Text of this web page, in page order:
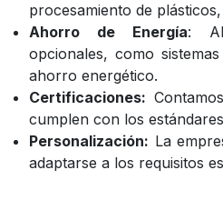
procesamiento de
Ahorro de Energía:
opcionales, como
ahorro energético.
Certificaciones:
cumplen con los
Personalización: La
adaptarse a los requisitos